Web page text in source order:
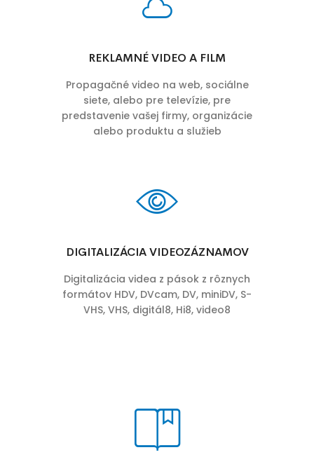
REKLAMNÉ VIDEO A FILM
Propagačné video na web, sociálne
siete, alebo pre televízie, pre
predstavenie vašej firmy, organizácie
alebo produktu a služieb
DIGITALIZÁCIA VIDEOZÁZNAMOV
Digitalizácia videa z pások z rôznych
formátov HDV, DVcam, DV, miniDV, S-
VHS, VHS, digitál8, Hi8, video8